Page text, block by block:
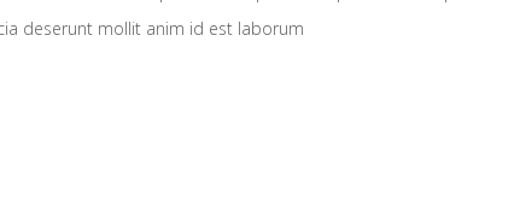
deserunt mollit anim id est laborum